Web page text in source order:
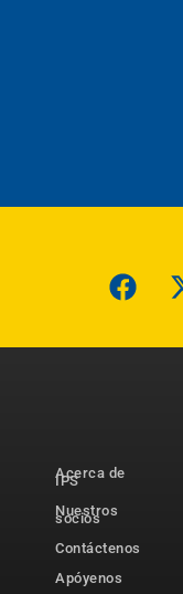
Acerca de
IPS
Nuestros
socios
Contáctenos
Apóyenos